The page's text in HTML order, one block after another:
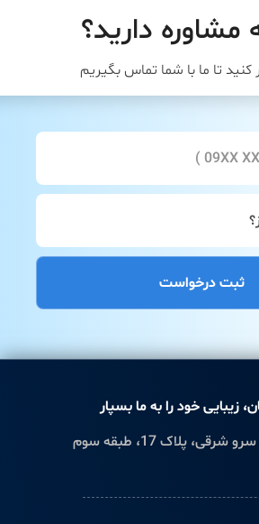
مشاوره دارید؟
کنید تا ما با شما تماس بگیریم
ثبت درخواست
زیبایی خود را به ما بسپار
پلاک 17، طبقه سوم